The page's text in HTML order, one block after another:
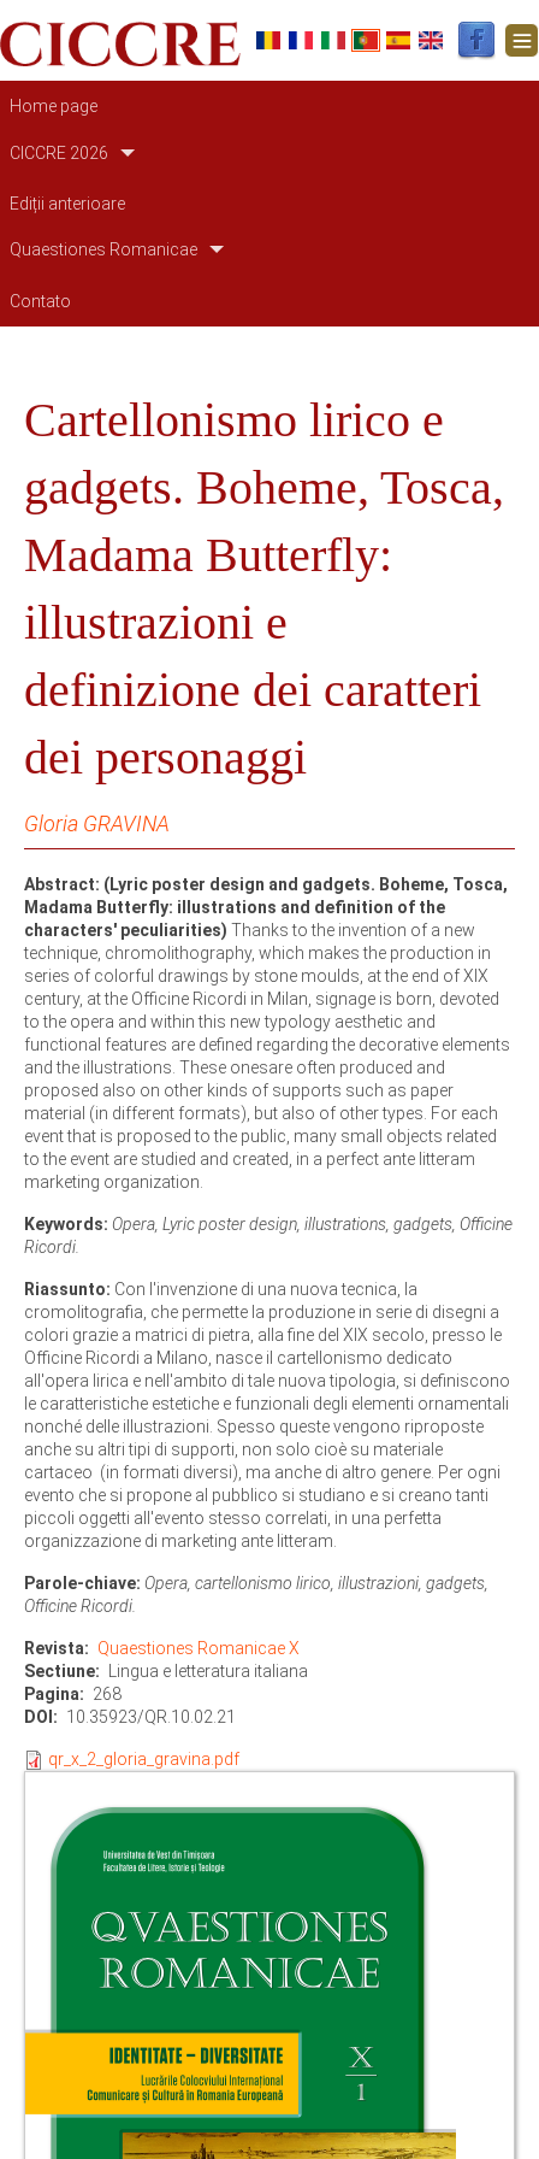
Navegação principal
Home page
CICCRE 2026
Ediții anterioare
Quaestiones Romanicae
Contato
Cartellonismo lirico e
gadgets. Boheme, Tosca,
Madama Butterfly:
illustrazioni e
definizione dei caratteri
dei personaggi
Gloria GRAVINA
Abstract: (Lyric poster design and gadgets. Boheme, Tosca,
Madama Butterfly: illustrations and definition of the
characters' peculiarities) Thanks to the invention of a new
technique, chromolithography, which makes the production in
series of colorful drawings by stone moulds, at the end of XIX
century, at the Officine Ricordi in Milan, signage is born, devoted
to the opera and within this new typology aesthetic and
functional features are defined regarding the decorative elements
and the illustrations. These onesare often produced and
proposed also on other kinds of supports such as paper
material (in different formats), but also of other types. For each
event that is proposed to the public, many small objects related
to the event are studied and created, in a perfect ante litteram
marketing organization.
Keywords: Opera, Lyric poster design, illustrations, gadgets, Officine
Ricordi.
Riassunto: Con l'invenzione di una nuova tecnica, la
cromolitografia, che permette la produzione in serie di disegni a
colori grazie a matrici di pietra, alla fine del XIX secolo, presso le
Officine Ricordi a Milano, nasce il cartellonismo dedicato
all'opera lirica e nell'ambito di tale nuova tipologia, si definiscono
le caratteristiche estetiche e funzionali degli elementi ornamentali
nonché delle illustrazioni. Spesso queste vengono riproposte
anche su altri tipi di supporti, non solo cioè su materiale
cartaceo (in formati diversi), ma anche di altro genere. Per ogni
evento che si propone al pubblico si studiano e si creano tanti
piccoli oggetti all'evento stesso correlati, in una perfetta
organizzazione di marketing ante litteram.
Parole-chiave: Opera, cartellonismo lirico, illustrazioni, gadgets,
Officine Ricordi.
Revista
Quaestiones Romanicae X
Sectiune
Lingua e letteratura italiana
Pagina
268
DOI
10.35923/QR.10.02.21
qr_x_2_gloria_gravina.pdf